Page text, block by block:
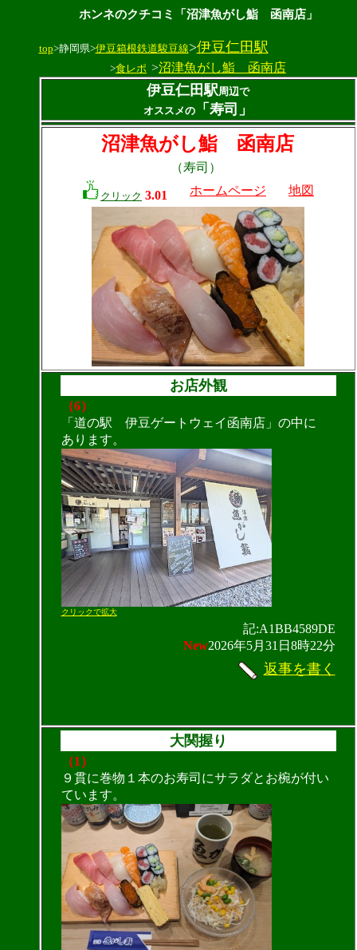
ホンネのクチコミ「沼津魚がし鮨 函南店」
top>静岡県>伊豆箱根鉄道駿豆線>伊豆仁田駅
>食レポ >沼津魚がし鮨 函南店
伊豆仁田駅周辺で
オススメの
「寿司」
沼津魚がし鮨 函南店
（寿司）
クリック 3.01 ホームページ 地図
お店外観
（6）
「道の駅 伊豆ゲートウェイ函南店」の中に
あります。
クリックで拡大
記:A1BB4589DE
New2026年5月31日8時22分
返事を書く
大関握り
（1）
９貫に巻物１本のお寿司にサラダとお椀が付い
ています。